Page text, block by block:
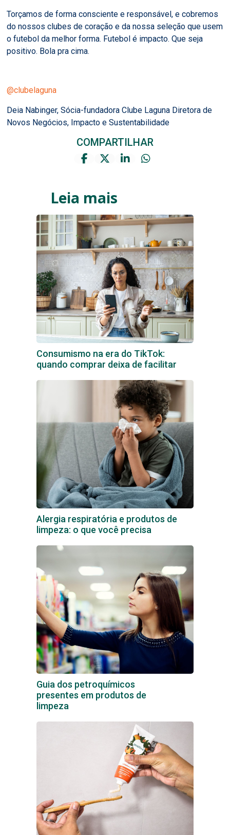
Torçamos de forma consciente e responsável, e cobremos
do nossos clubes de coração e da nossa seleção que usem
o futebol da melhor forma. Futebol é impacto. Que seja
positivo. Bola pra cima.
@clubelaguna
Deia Nabinger, Sócia-fundadora Clube Laguna Diretora de
Novos Negócios, Impacto e Sustentabilidade
COMPARTILHAR
Leia mais
Consumismo na era do TikTok:
quando comprar deixa de facilitar
Alergia respiratória e produtos de
limpeza: o que você precisa
Guia dos petroquímicos
presentes em produtos de
limpeza